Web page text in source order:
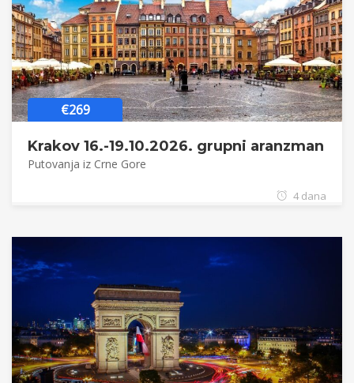
€269
Krakov 16.-19.10.2026. grupni aranzman
Putovanja iz Crne Gore
4 dana